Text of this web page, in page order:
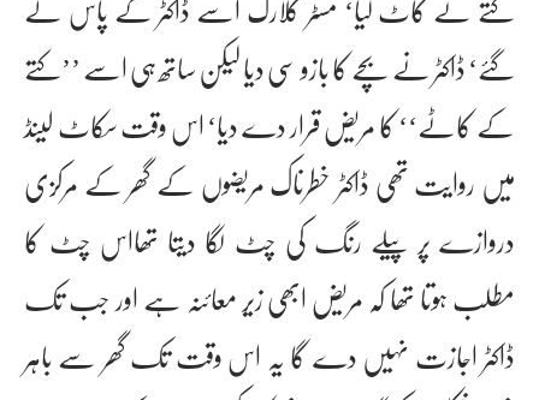
گئے‘ ڈاکٹر نے بچے کا بازو سی دیا لیکن ساتھ ہی اسے ’’کتے
کے کاٹے‘‘ کا مریض قرار دے دیا‘ اس وقت سکاٹ لینڈ
میں روایت تھی ڈاکٹر خطرناک مریضوں کے گھر کے مرکزی
دروازے پر پیلے رنگ کی چٹ لگا دیتا تھااس چٹ کا
مطلب ہوتا تھا کہ مریض ابھی زیر معائنہ ہے اور جب تک
ڈاکٹر اجازت نہیں دے گا یہ اس وقت تک گھر سے باہر